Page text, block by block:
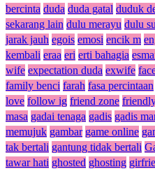
bercinta duda duda gatal duduk
sekarang lain dulu merayu dulu
jarak jauh egois emosi encik m
kembali eraa eri erti bahagia
wife expectation duda exwife
family benci farah fasa percintaan
love follow ig friend zone
masa gadai tenaga gadis gadis
memujuk gambar game online
tak bertali gantung tidak bertali
tawar hati ghosted ghosting